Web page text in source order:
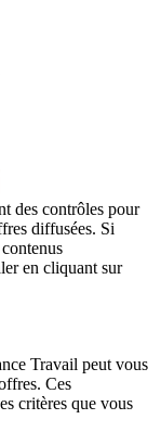
des contrôles pour
diffusées. Si
en cliquant sur
Travail peut vous
Ces
critères que vous